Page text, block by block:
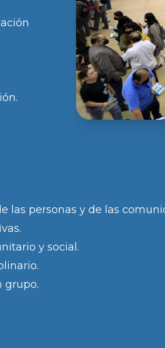
las personas y de las
y social.
grupo.